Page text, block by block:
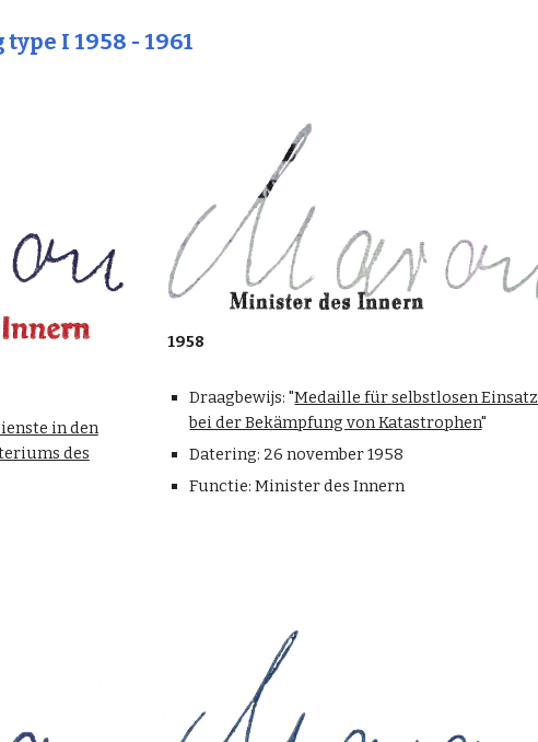
I 1958 - 1961
in den
des
1958
Draagbewijs: "Medaille für selbstlosen Einsatz
bei der Bekämpfung von Katastrophen"
Datering: 26 november 1958
Functie: Minister des Innern